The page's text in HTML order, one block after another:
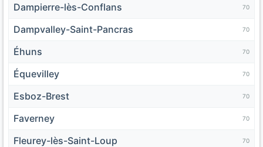
Dampierre-lès-Conflans 70
Dampvalley-Saint-Pancras 70
Éhuns 70
Équevilley 70
Esboz-Brest 70
Faverney 70
Fleurey-lès-Saint-Loup 70